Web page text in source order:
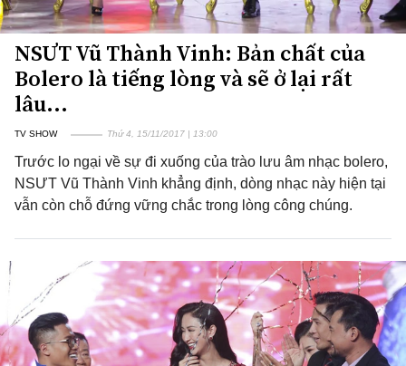
NSƯT Vũ Thành Vinh: Bản chất của
Bolero là tiếng lòng và sẽ ở lại rất
lâu...
TV SHOW Thứ 4, 15/11/2017 | 13:00
Trước lo ngại về sự đi xuống của trào lưu âm nhạc bolero,
NSƯT Vũ Thành Vinh khẳng định, dòng nhạc này hiện tại
vẫn còn chỗ đứng vững chắc trong lòng công chúng.